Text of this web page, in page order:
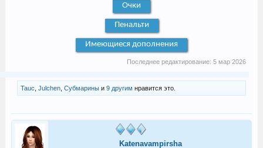
Очки
Пенальти
Имеющиеся дополнения
Последнее редактирование:5 мар 2026
Tauc Julchen, Субмариныи 9 другим нравится это.
Katenavampirsha